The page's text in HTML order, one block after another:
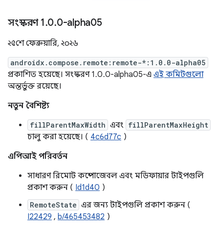
সংস্করণ 1.0.0-alpha05
২৫শে ফেব্রুয়ারি, ২০২৬
androidx.compose.remote:remote-*:1.0.0-alpha05
প্রকাশিত হয়েছে। সংস্করণ 1.0.0-alpha05-এ এই কমিটগুলো
অন্তর্ভুক্ত রয়েছে।
নতুন বৈশিষ্ট্য
fillParentMaxWidth এবং fillParentMaxHeight
চালু করা হয়েছে। ( 4c6d77c )
এপিআই পরিবর্তন
সাধারণ রিমোট কম্পোজেবল এবং মডিফায়ার টাইপগুলি
প্রকাশ করুন ( Id1d40 )
RemoteState এর জন্য টাইপগুলি প্রকাশ করুন (
I22429 , b/465453482 )